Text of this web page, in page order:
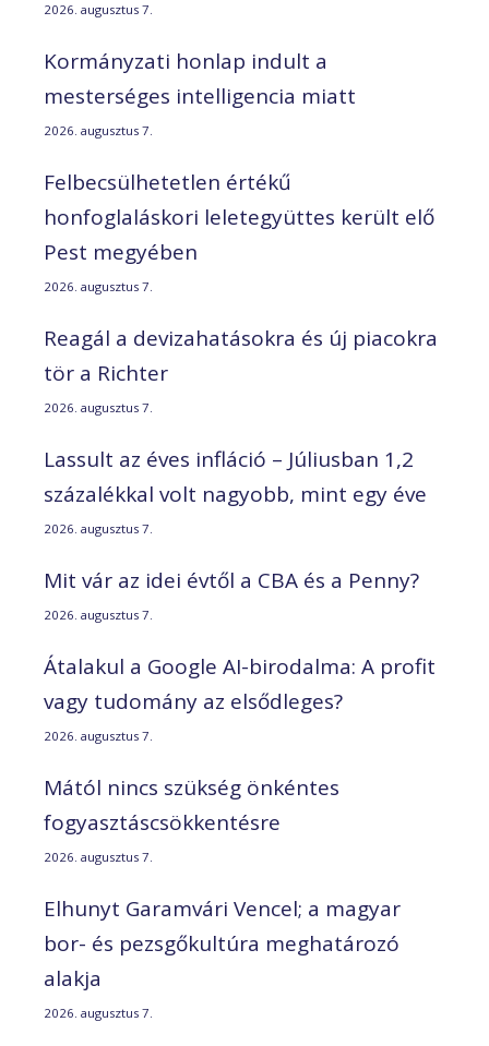
2026. augusztus 7.
Kormányzati honlap indult a
mesterséges intelligencia miatt
2026. augusztus 7.
Felbecsülhetetlen értékű
honfoglaláskori leletegyüttes került elő
Pest megyében
2026. augusztus 7.
Reagál a devizahatásokra és új piacokra
tör a Richter
2026. augusztus 7.
Lassult az éves infláció – Júliusban 1,2
százalékkal volt nagyobb, mint egy éve
2026. augusztus 7.
Mit vár az idei évtől a CBA és a Penny?
2026. augusztus 7.
Átalakul a Google AI-birodalma: A profit
vagy tudomány az elsődleges?
2026. augusztus 7.
Mától nincs szükség önkéntes
fogyasztáscsökkentésre
2026. augusztus 7.
Elhunyt Garamvári Vencel; a magyar
bor- és pezsgőkultúra meghatározó
alakja
2026. augusztus 7.